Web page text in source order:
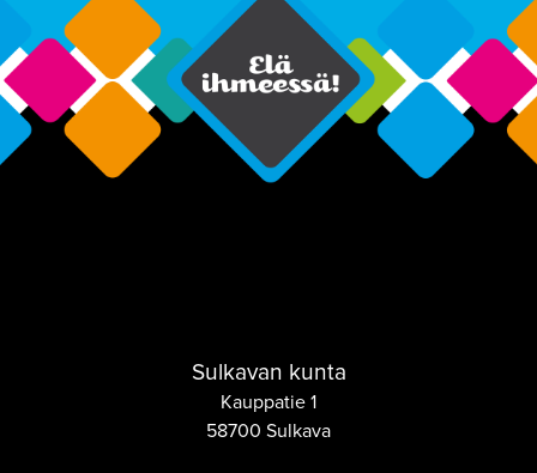
Sulkavan kunta
Kauppatie 1
58700 Sulkava